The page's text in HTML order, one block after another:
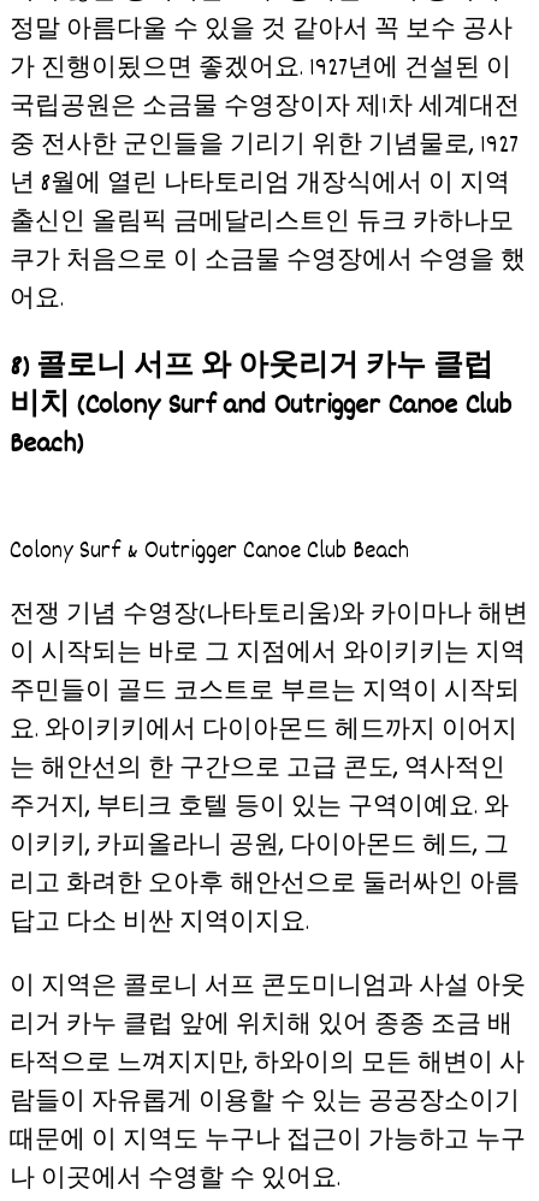
정말 아름다울 수 있을 것 같아서 꼭 보수 공사
가 진행이됬으면 좋겠어요. 1927년에 건설된 이
국립공원은 소금물 수영장이자 제1차 세계대전
중 전사한 군인들을 기리기 위한 기념물로, 1927
년 8월에 열린 나타토리엄 개장식에서 이 지역
출신인 올림픽 금메달리스트인 듀크 카하나모
쿠가 처음으로 이 소금물 수영장에서 수영을 했
어요.
8) 콜로니 서프 와 아웃리거 카누 클럽
비치 (Colony Surf and Outrigger Canoe Club
Beach)
Colony Surf & Outrigger Canoe Club Beach
전쟁 기념 수영장(나타토리움)와 카이마나 해변
이 시작되는 바로 그 지점에서 와이키키는 지역
주민들이 골드 코스트로 부르는 지역이 시작되
요. 와이키키에서 다이아몬드 헤드까지 이어지
는 해안선의 한 구간으로 고급 콘도, 역사적인
주거지, 부티크 호텔 등이 있는 구역이예요. 와
이키키, 카피올라니 공원, 다이아몬드 헤드, 그
리고 화려한 오아후 해안선으로 둘러싸인 아름
답고 다소 비싼 지역이지요.
이 지역은 콜로니 서프 콘도미니엄과 사설 아웃
리거 카누 클럽 앞에 위치해 있어 종종 조금 배
타적으로 느껴지지만, 하와이의 모든 해변이 사
람들이 자유롭게 이용할 수 있는 공공장소이기
때문에 이 지역도 누구나 접근이 가능하고 누구
나 이곳에서 수영할 수 있어요.